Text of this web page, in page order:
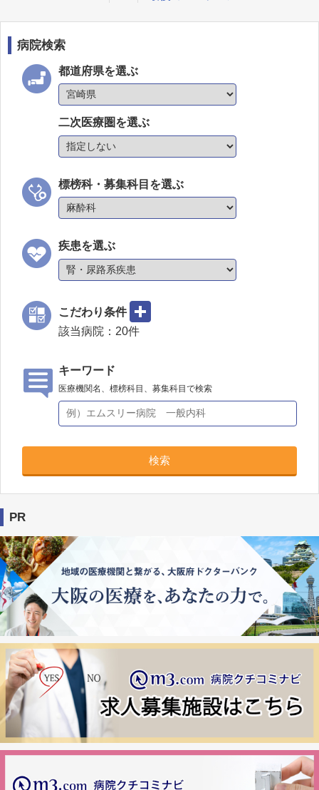
病院検索
都道府県を選ぶ
二次医療圏を選ぶ
標榜科・募集科目を選ぶ
疾患を選ぶ
こだわり条件
該当病院： 20件
キーワード
医療機関名、標榜科目、募集科目で検索
検索
PR